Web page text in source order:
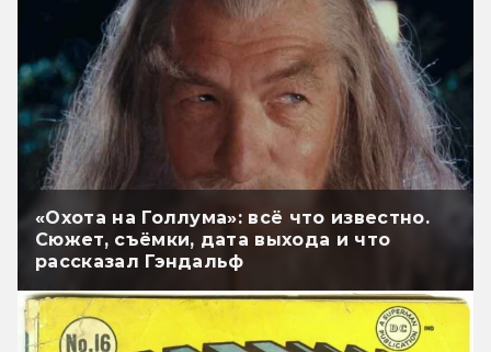
«Охота на Голлума»: всё что известно.
Сюжет, съёмки, дата выхода и что
рассказал Гэндальф